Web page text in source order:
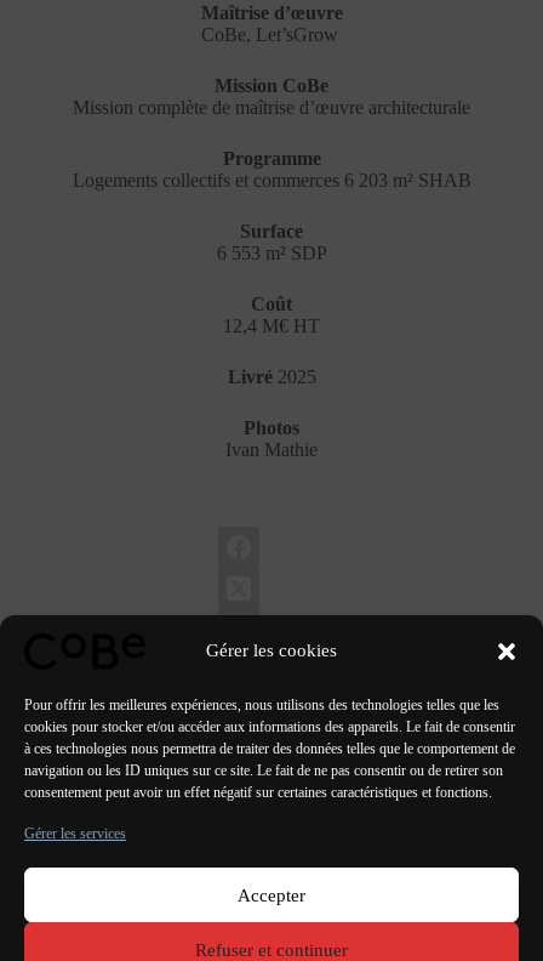
Gérer les cookies
Pour offrir les meilleures expériences, nous utilisons des technologies telles que les
cookies pour stocker et/ou accéder aux informations des appareils. Le fait de consentir
à ces technologies nous permettra de traiter des données telles que le comportement de
navigation ou les ID uniques sur ce site. Le fait de ne pas consentir ou de retirer son
consentement peut avoir un effet négatif sur certaines caractéristiques et fonctions.
Gérer les services
Accepter
Refuser et continuer
Maîtrise d’œuvre
CoBe, Let’sGrow
Mission CoBe
Mission complète de maîtrise d’œuvre architecturale
Programme
Logements collectifs et commerces 6 203 m² SHAB
Surface
6 553 m² SDP
Coût
12,4 M€ HT
Livré 2025
Photos
Ivan Mathie
PRÉCÉDENT SUIVANT
Lorient Porto Lisbonne Valencia